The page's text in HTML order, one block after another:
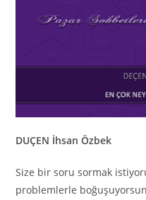
DUÇEN İhsan Özbek
Size bir soru sormak
problemlerle